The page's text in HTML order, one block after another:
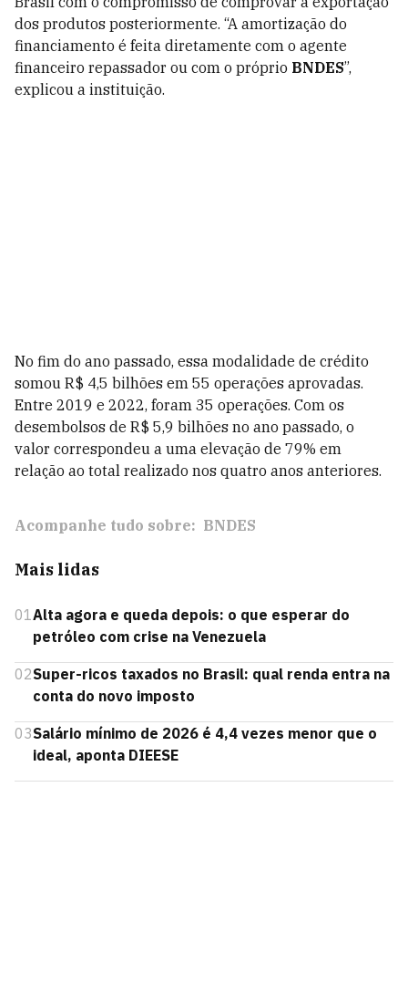
dos produtos posteriormente. “A amortização do
financiamento é feita diretamente com o agente
financeiro repassador ou com o próprio BNDES”,
explicou a instituição.
No fim do ano passado, essa modalidade de crédito
somou R$ 4,5 bilhões em 55 operações aprovadas.
Entre 2019 e 2022, foram 35 operações. Com os
desembolsos de R$ 5,9 bilhões no ano passado, o
valor correspondeu a uma elevação de 79% em
relação ao total realizado nos quatro anos anteriores.
Acompanhe tudo sobre: BNDES
Mais lidas
01 Alta agora e queda depois: o que esperar do
petróleo com crise na Venezuela
02Super-ricos taxados no Brasil: qual renda entra na
conta do novo imposto
03Salário mínimo de 2026 é 4,4 vezes menor que o
ideal, aponta DIEESE